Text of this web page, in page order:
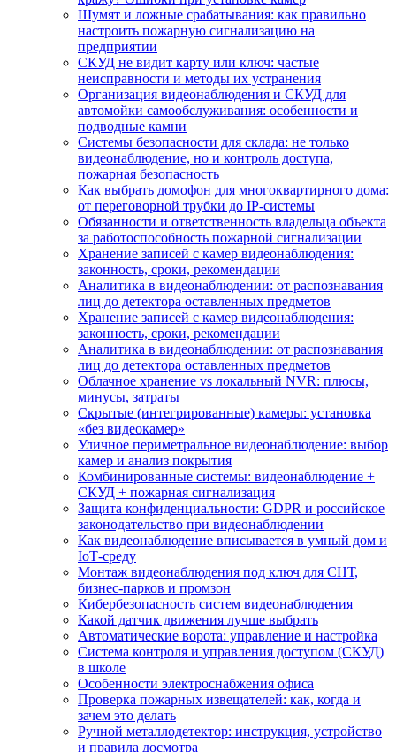
Шумят и ложные срабатывания: как правильно
настроить пожарную сигнализацию на
предприятии
СКУД не видит карту или ключ: частые
неисправности и методы их устранения
Организация видеонаблюдения и СКУД для
автомойки самообслуживания: особенности и
подводные камни
Системы безопасности для склада: не только
видеонаблюдение, но и контроль доступа,
пожарная безопасность
Как выбрать домофон для многоквартирного дома:
от переговорной трубки до IP-системы
Обязанности и ответственность владельца объекта
за работоспособность пожарной сигнализации
Хранение записей с камер видеонаблюдения:
законность, сроки, рекомендации
Аналитика в видеонаблюдении: от распознавания
лиц до детектора оставленных предметов
Хранение записей с камер видеонаблюдения:
законность, сроки, рекомендации
Аналитика в видеонаблюдении: от распознавания
лиц до детектора оставленных предметов
Облачное хранение vs локальный NVR: плюсы,
минусы, затраты
Скрытые (интегрированные) камеры: установка
«без видеокамер»
Уличное периметральное видеонаблюдение: выбор
камер и анализ покрытия
Комбинированные системы: видеонаблюдение +
СКУД + пожарная сигнализация
Защита конфиденциальности: GDPR и российское
законодательство при видеонаблюдении
Как видеонаблюдение вписывается в умный дом и
IoT‑среду
Монтаж видеонаблюдения под ключ для СНТ,
бизнес‑парков и промзон
Кибербезопасность систем видеонаблюдения
Какой датчик движения лучше выбрать
Автоматические ворота: управление и настройка
Система контроля и управления доступом (СКУД)
в школе
Особенности электроснабжения офиса
Проверка пожарных извещателей: как, когда и
зачем это делать
Ручной металлодетектор: инструкция, устройство
и правила досмотра